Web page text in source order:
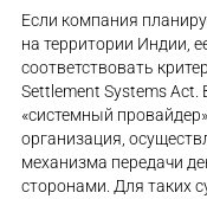
Если компания
на территории Индии,
соответствовать
Settlement Systems Act.
«системный
организация,
механизма передачи
сторонами. Для таких